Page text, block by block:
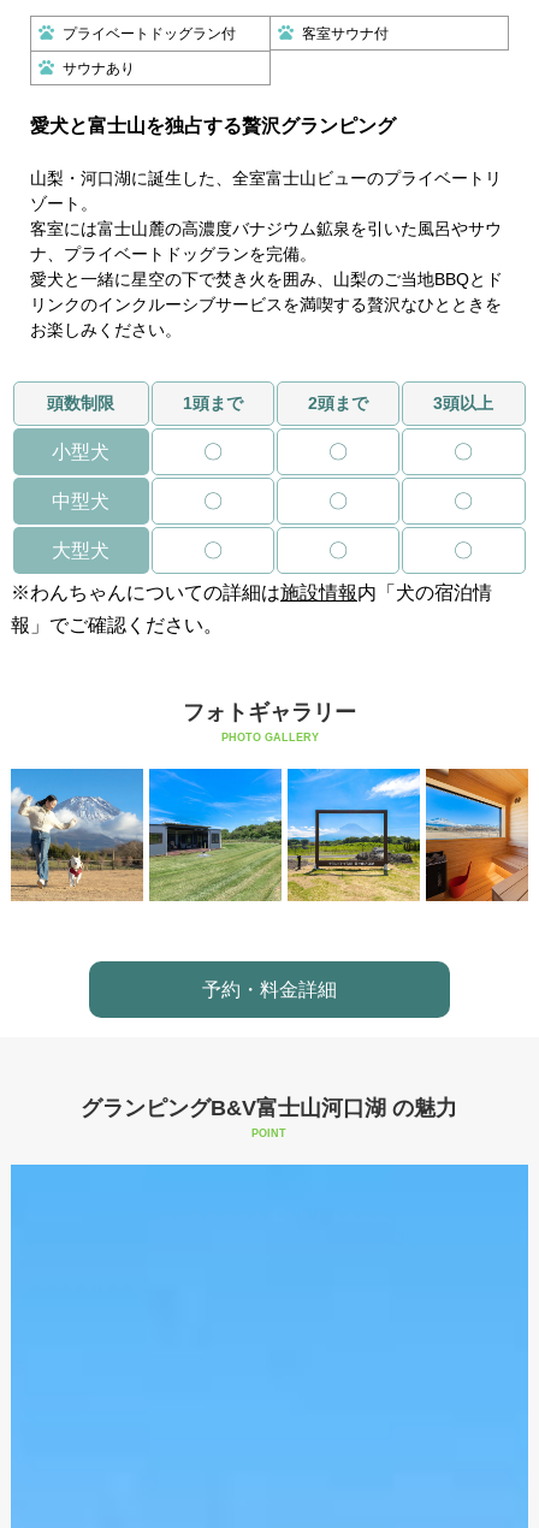
プライベートドッグラン付 客室サウナ付
サウナあり
愛犬と富士山を独占する贅沢グランピング
山梨・河口湖に誕生した、全室富士山ビューのプライベートリ
ゾート。
客室には富士山麓の高濃度バナジウム鉱泉を引いた風呂やサウ
ナ、プライベートドッグランを完備。
愛犬と一緒に星空の下で焚き火を囲み、山梨のご当地BBQとド
リンクのインクルーシブサービスを満喫する贅沢なひとときを
お楽しみください。
頭数制限 1頭まで 2頭まで 3頭以上
小型犬 〇 〇 〇
中型犬 〇 〇 〇
大型犬 〇 〇 〇
※わんちゃんについての詳細は施設情報内「犬の宿泊情
報」でご確認ください。
フォトギャラリー
PHOTO GALLERY
予約・料金詳細
グランピングB&V富士山河口湖 の魅力
POINT